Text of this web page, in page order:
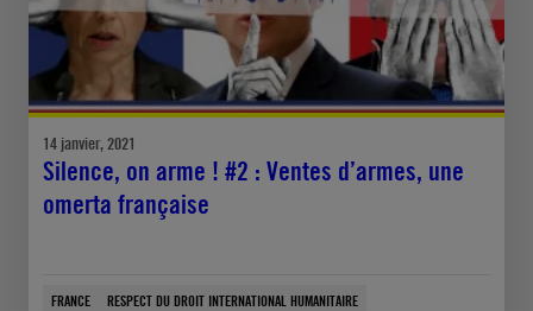
14 janvier, 2021
Silence, on arme ! #2 : Ventes d’armes, une
omerta française
FRANCE RESPECT DU DROIT INTERNATIONAL HUMANITAIRE